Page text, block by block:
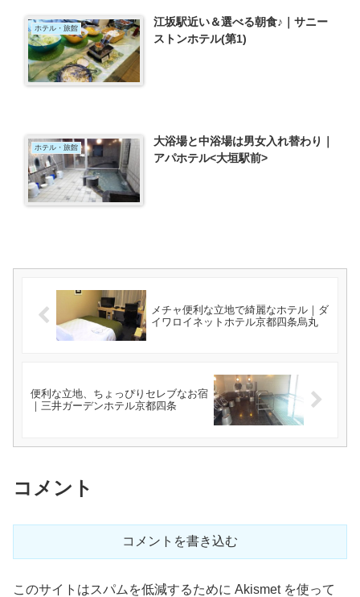
ホテル・旅館
江坂駅近い＆選べる朝食♪｜サニー
ストンホテル(第1)
ホテル・旅館
大浴場と中浴場は男女入れ替わり｜
アパホテル<大垣駅前>
メチャ便利な立地で綺麗なホテル｜ダ
イワロイネットホテル京都四条烏丸
便利な立地、ちょっぴりセレブなお宿
｜三井ガーデンホテル京都四条
コメント
コメントを書き込む
このサイトはスパムを低減するために Akismet を使って